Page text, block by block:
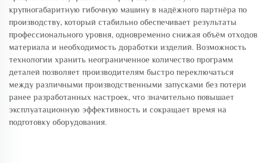
крупногабаритную гибочную машину в надёжного партнёра по
производству, который стабильно обеспечивает результаты
профессионального уровня, одновременно снижая объём отходов
материала и необходимость доработки изделий. Возможность
технологии хранить неограниченное количество программ
деталей позволяет производителям быстро переключаться
между различными производственными запусками без потери
ранее разработанных настроек, что значительно повышает
эксплуатационную эффективность и сокращает время на
подготовку оборудования.